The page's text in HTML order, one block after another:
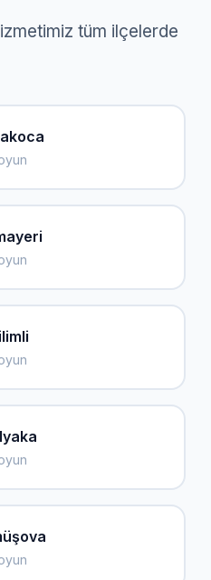
tüm ilçelerde